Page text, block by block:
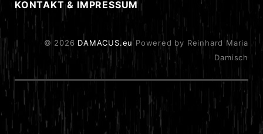
KONTAKT & IMPRESSUM
© 2026 DAMACUS.eu Powered by Reinhard Maria
Damisch